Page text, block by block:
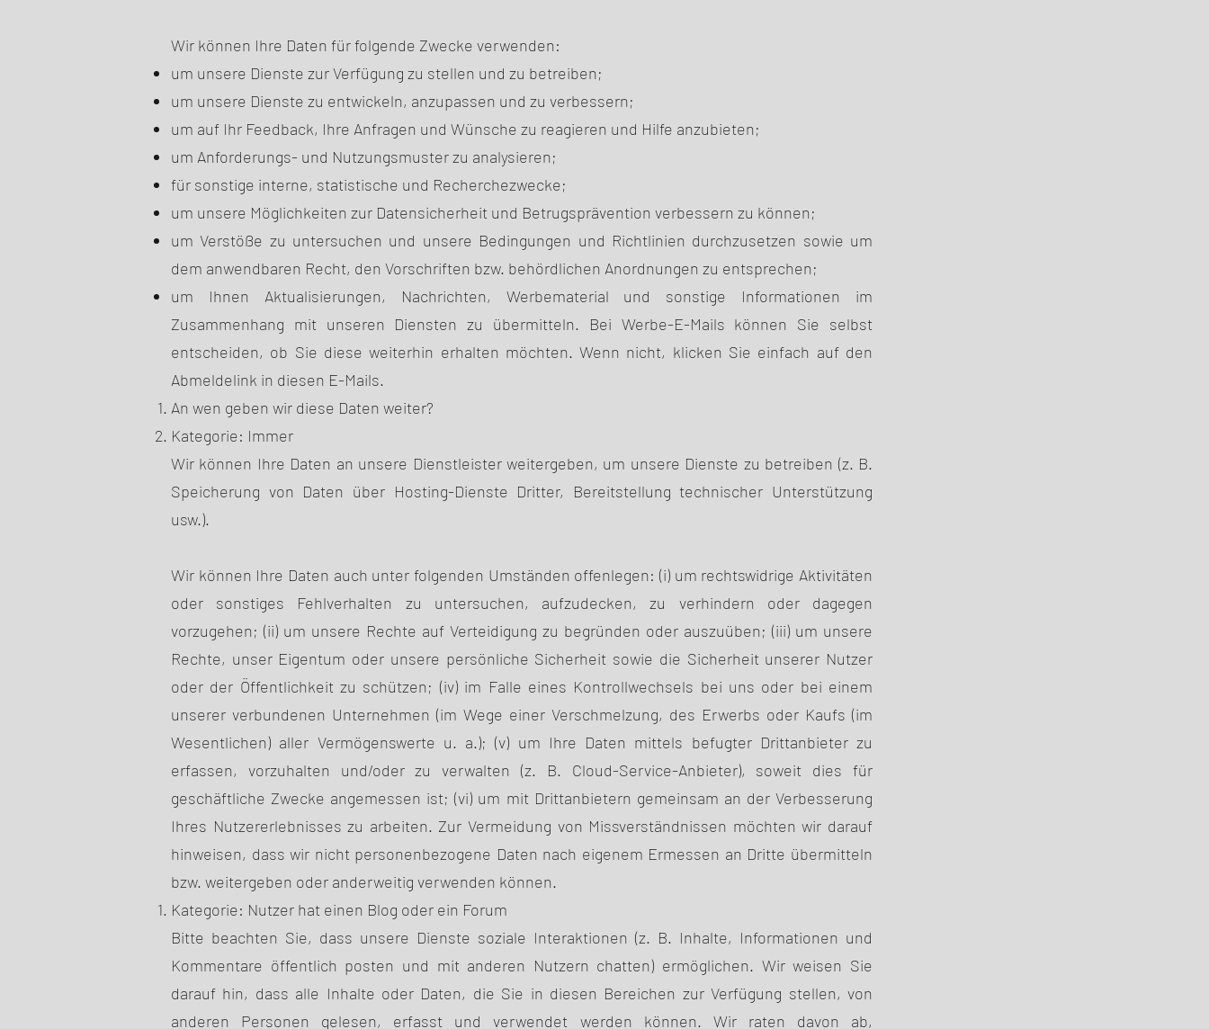
Wir können Ihre Daten für folgende Zwecke verwenden:
um unsere Dienste zur Verfügung zu stellen und zu betreiben;
um unsere Dienste zu entwickeln, anzupassen und zu verbessern;
um auf Ihr Feedback, Ihre Anfragen und Wünsche zu reagieren und Hilfe anzubieten;
um Anforderungs- und Nutzungsmuster zu analysieren;
für sonstige interne, statistische und Recherchezwecke;
um unsere Möglichkeiten zur Datensicherheit und Betrugsprävention verbessern zu können;
um Verstöße zu untersuchen und unsere Bedingungen und Richtlinien durchzusetzen sowie um
dem anwendbaren Recht, den Vorschriften bzw. behördlichen Anordnungen zu entsprechen;
um Ihnen Aktualisierungen, Nachrichten, Werbematerial und sonstige Informationen im
Zusammenhang mit unseren Diensten zu übermitteln. Bei Werbe-E-Mails können Sie selbst
entscheiden, ob Sie diese weiterhin erhalten möchten. Wenn nicht, klicken Sie einfach auf den
Abmeldelink in diesen E-Mails.
An wen geben wir diese Daten weiter?
Kategorie: Immer
Wir können Ihre Daten an unsere Dienstleister weitergeben, um unsere Dienste zu betreiben (z. B.
Speicherung von Daten über Hosting-Dienste Dritter, Bereitstellung technischer Unterstützung
usw.).
Wir können Ihre Daten auch unter folgenden Umständen offenlegen: (i) um rechtswidrige Aktivitäten
oder sonstiges Fehlverhalten zu untersuchen, aufzudecken, zu verhindern oder dagegen
vorzugehen; (ii) um unsere Rechte auf Verteidigung zu begründen oder auszuüben; (iii) um unsere
Rechte, unser Eigentum oder unsere persönliche Sicherheit sowie die Sicherheit unserer Nutzer
oder der Öffentlichkeit zu schützen; (iv) im Falle eines Kontrollwechsels bei uns oder bei einem
unserer verbundenen Unternehmen (im Wege einer Verschmelzung, des Erwerbs oder Kaufs (im
Wesentlichen) aller Vermögenswerte u. a.); (v) um Ihre Daten mittels befugter Drittanbieter zu
erfassen, vorzuhalten und/oder zu verwalten (z. B. Cloud-Service-Anbieter), soweit dies für
geschäftliche Zwecke angemessen ist; (vi) um mit Drittanbietern gemeinsam an der Verbesserung
Ihres Nutzererlebnisses zu arbeiten. Zur Vermeidung von Missverständnissen möchten wir darauf
hinweisen, dass wir nicht personenbezogene Daten nach eigenem Ermessen an Dritte übermitteln
bzw. weitergeben oder anderweitig verwenden können.
Kategorie: Nutzer hat einen Blog oder ein Forum
Bitte beachten Sie, dass unsere Dienste soziale Interaktionen (z. B. Inhalte, Informationen und
Kommentare öffentlich posten und mit anderen Nutzern chatten) ermöglichen. Wir weisen Sie
darauf hin, dass alle Inhalte oder Daten, die Sie in diesen Bereichen zur Verfügung stellen, von
anderen Personen gelesen, erfasst und verwendet werden können. Wir raten davon ab,